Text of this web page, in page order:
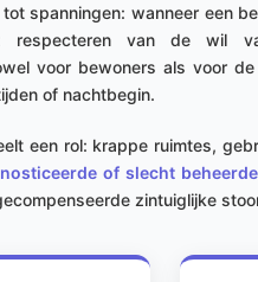
spanningen: wanneer een
respecteren van de wil
voor bewoners als voor
of nachtbegin.
een rol: krappe ruimtes,
of slecht
zintuiglijke